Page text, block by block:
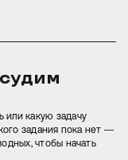
или какую задачу
задания пока нет —
чтобы начать